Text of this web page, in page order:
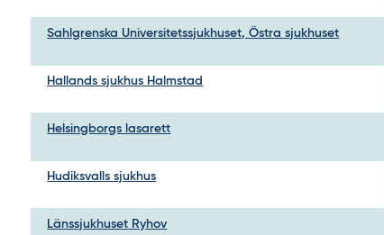
Sahlgrenska Universitetssjukhuset, Östra sjukhuset
Hallands sjukhus Halmstad
Helsingborgs lasarett
Hudiksvalls sjukhus
Länssjukhuset Ryhov